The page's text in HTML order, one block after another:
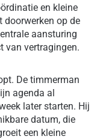
en kleine
doorwerken op de
aansturing
van vertragingen.
De timmerman
agenda al
later starten. Hij
datum, die
een kleine